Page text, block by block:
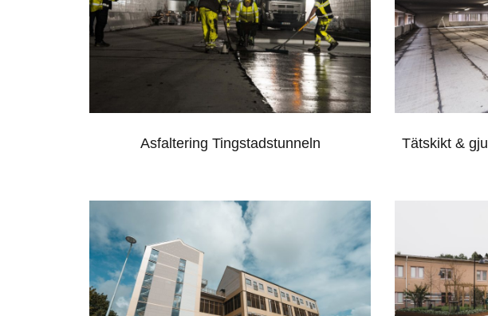
ASFALTERING
TINGSTADSTUNNELN
Asfaltering Tingstadstunneln
Tätskikt &